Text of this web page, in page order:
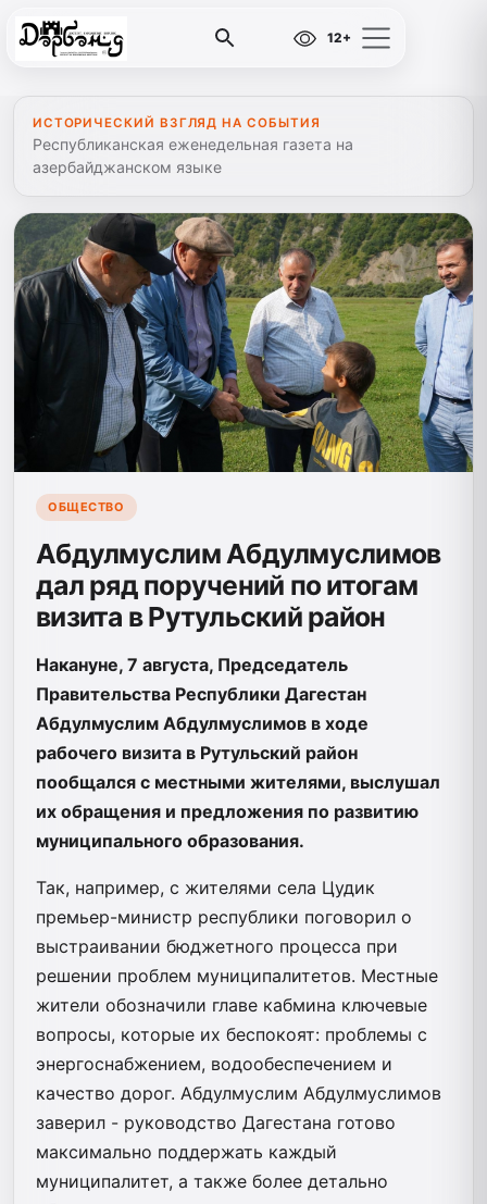
12+
ИСТОРИЧЕСКИЙ ВЗГЛЯД НА СОБЫТИЯ
Республиканская еженедельная газета на
азербайджанском языке
ОБЩЕСТВО
Абдулмуслим Абдулмуслимов
дал ряд поручений по итогам
визита в Рутульский район
Накануне, 7 августа, Председатель
Правительства Республики Дагестан
Абдулмуслим Абдулмуслимов в ходе
рабочего визита в Рутульский район
пообщался с местными жителями, выслушал
их обращения и предложения по развитию
муниципального образования.
Так, например, с жителями села Цудик
премьер-министр республики поговорил о
выстраивании бюджетного процесса при
решении проблем муниципалитетов. Местные
жители обозначили главе кабмина ключевые
вопросы, которые их беспокоят: проблемы с
энергоснабжением, водообеспечением и
качество дорог. Абдулмуслим Абдулмуслимов
заверил - руководство Дагестана готово
максимально поддержать каждый
муниципалитет, а также более детально